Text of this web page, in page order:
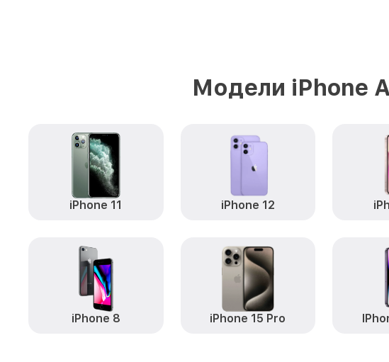
Модели iPhone
iPhone 11 iPhone 12
iPhone 8 iPhone 15 Pro